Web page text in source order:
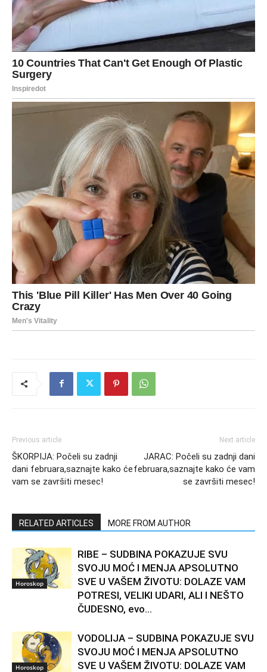
Previous article
ŠKORPIJA: Počeli su zadnji
dani februara,saznajte kako će
vam se završiti mesec!
Next article
JARAC: Počeli su zadnji dani
februara,saznajte kako će vam
se završiti mesec!
RELATED ARTICLES MORE FROM AUTHOR
Horoskop
RIBE – SUDBINA POKAZUJE SVU
SVOJU MOĆ I MENJA APSOLUTNO
SVE U VAŠEM ŽIVOTU: DOLAZE VAM
POTRESI, VELIKI UDARI, ALI I NEŠTO
ČUDESNO, evo...
Horoskop
VODOLIJA – SUDBINA POKAZUJE SVU
SVOJU MOĆ I MENJA APSOLUTNO
SVE U VAŠEM ŽIVOTU: DOLAZE VAM